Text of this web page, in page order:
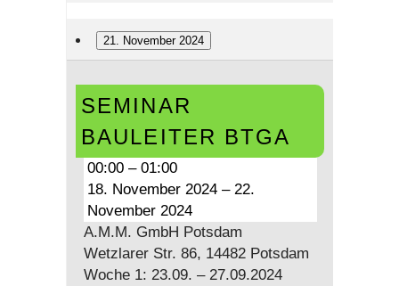
21. November 2024
Bauleiter
BTGA
SEMINAR
BAULEITER BTGA
00:00 – 01:00
18. November 2024 – 22.
November 2024
A.M.M. GmbH Potsdam
Wetzlarer Str. 86, 14482 Potsdam
Woche 1: 23.09. – 27.09.2024